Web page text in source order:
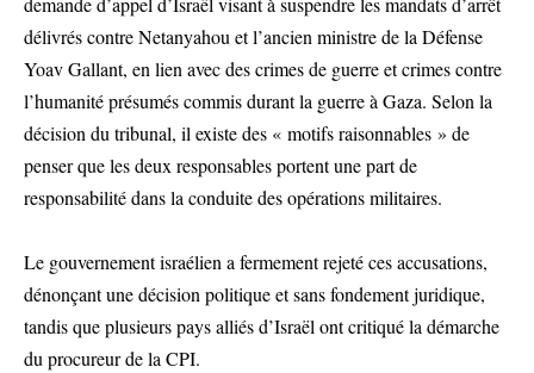
délivrés contre Netanyahou et l’ancien ministre de la Défense
Yoav Gallant, en lien avec des crimes de guerre et crimes contre
l’humanité présumés commis durant la guerre à Gaza. Selon la
décision du tribunal, il existe des « motifs raisonnables » de
penser que les deux responsables portent une part de
responsabilité dans la conduite des opérations militaires.
Le gouvernement israélien a fermement rejeté ces accusations,
dénonçant une décision politique et sans fondement juridique,
tandis que plusieurs pays alliés d’Israël ont critiqué la démarche
du procureur de la CPI.